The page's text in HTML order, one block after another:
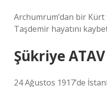
Archumrum’dan bir
Taşdemir hayatını
Şükriye
24 Ağustos 1917’de